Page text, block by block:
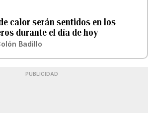
calor serán sentidos en los
durante el día de hoy
Badillo
PUBLICIDAD